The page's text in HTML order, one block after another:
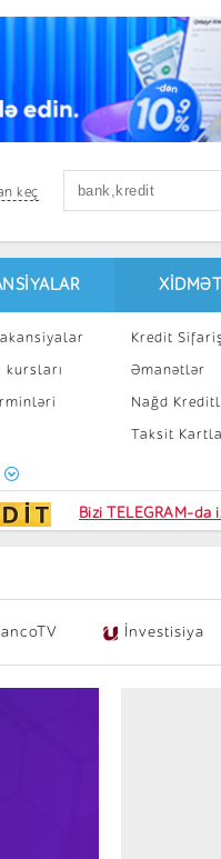
keç
kursları
inkişaf
Kredit
Əmanətlər
Nağd
Taksit
Kart sifarişi
Bizi TELEGRAM-da
İnvestisiya